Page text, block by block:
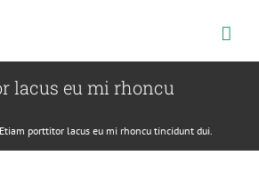
lacus eu mi rhoncu
Etiam porttitor lacus eu mi rhoncu tincidunt dui.